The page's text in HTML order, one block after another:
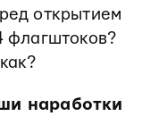
открытием
флагштоков?
наработки